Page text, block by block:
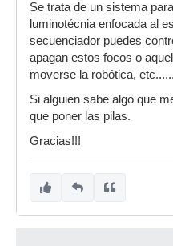
Se trata de un sistema
luminotécnia enfocada al
secuenciador puedes
apagan estos focos o
moverse la robótica,
Si alguien sabe algo que
que poner las pilas.
Gracias!!!